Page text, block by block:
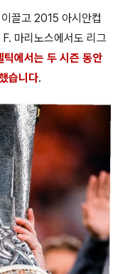
끌고 2015 아시안컵
마리노스에서도 리그
틱에서는 두 시즌 동안
습니다.